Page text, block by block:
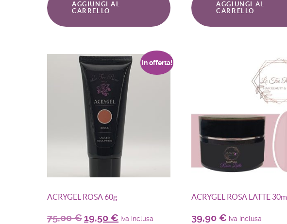
AGGIUNGI AL
CARRELLO
AGGIUNGI AL
CARRELLO
In offerta!
ACRYGEL ROSA 60g
75,00€19,50 € iva inclusa
ACRYGEL ROSA LATTE
39,90 € iva inclusa